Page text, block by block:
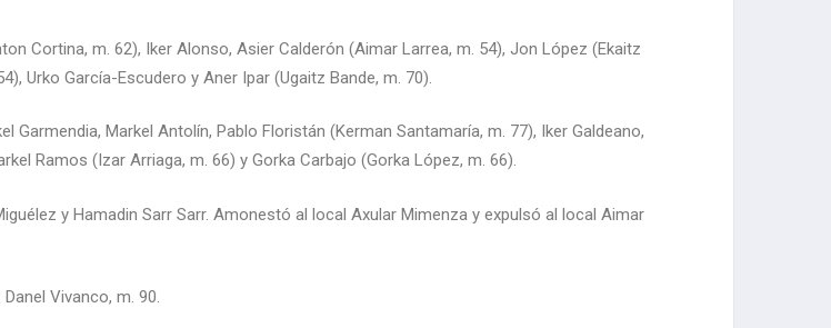
Cortina, m. 62), Iker Alonso, Asier Calderón (Aimar Larrea, m. 54), Jon López (Ekaitz
Urko García-Escudero y Aner Ipar (Ugaitz Bande, m. 70).
Garmendia, Markel Antolín, Pablo Floristán (Kerman Santamaría, m. 77), Iker Galdeano,
Ramos (Izar Arriaga, m. 66) y Gorka Carbajo (Gorka López, m. 66).
y Hamadin Sarr Sarr. Amonestó al local Axular Mimenza y expulsó al local Aimar
Vivanco, m. 90.